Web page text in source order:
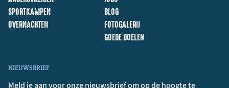
SPORTKAMPEN
OVERNACHTEN
BLOG
FOTOGALERIJ
GOEDE DOELEN
NIEUWSBRIEF
Meld je aan voor onze nieuwsbrief om op de hoogte te